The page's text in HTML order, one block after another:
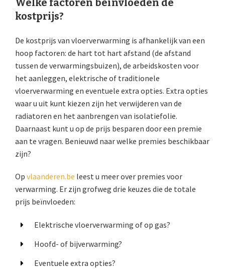
Welke factoren beïnvloeden de
kostprijs?
De kostprijs van vloerverwarming is afhankelijk van een
hoop factoren: de hart tot hart afstand (de afstand
tussen de verwarmingsbuizen), de arbeidskosten voor
het aanleggen, elektrische of traditionele
vloerverwarming en eventuele extra opties. Extra opties
waar u uit kunt kiezen zijn het verwijderen van de
radiatoren en het aanbrengen van isolatiefolie.
Daarnaast kunt u op de prijs besparen door een premie
aan te vragen. Benieuwd naar welke premies beschikbaar
zijn?
Op vlaanderen.be leest u meer over premies voor
verwarming. Er zijn grofweg drie keuzes die de totale
prijs beïnvloeden:
Elektrische vloerverwarming of op gas?
Hoofd- of bijverwarming?
Eventuele extra opties?